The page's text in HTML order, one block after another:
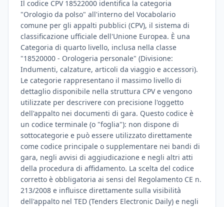
Il codice CPV 18522000 identifica la categoria
"Orologio da polso" all'interno del Vocabolario
comune per gli appalti pubblici (CPV), il sistema di
classificazione ufficiale dell'Unione Europea. È una
Categoria di quarto livello, inclusa nella classe
"18520000 - Orologeria personale" (Divisione:
Indumenti, calzature, articoli da viaggio e accessori).
Le categorie rappresentano il massimo livello di
dettaglio disponibile nella struttura CPV e vengono
utilizzate per descrivere con precisione l'oggetto
dell'appalto nei documenti di gara. Questo codice è
un codice terminale (o "foglia"): non dispone di
sottocategorie e può essere utilizzato direttamente
come codice principale o supplementare nei bandi di
gara, negli avvisi di aggiudicazione e negli altri atti
della procedura di affidamento. La scelta del codice
corretto è obbligatoria ai sensi del Regolamento CE n.
213/2008 e influisce direttamente sulla visibilità
dell'appalto nel TED (Tenders Electronic Daily) e negli